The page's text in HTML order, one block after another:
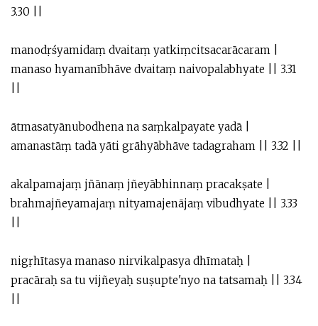
3.30 ||
manodṛśyamidaṃ dvaitaṃ yatkiṃcitsacarācaram |
manaso hyamanībhāve dvaitaṃ naivopalabhyate || 3.31
ātmasatyānubodhena na saṃkalpayate yadā |
amanastāṃ tadā yāti grāhyābhāve tadagraham || 3.32 ||
akalpamajaṃ jñānaṃ jñeyābhinnaṃ pracakṣate |
brahmajñeyamajaṃ nityamajenājaṃ vibudhyate || 3.33
nigṛhītasya manaso nirvikalpasya dhīmataḥ |
pracāraḥ sa tu vijñeyaḥ suṣupte'nyo na tatsamaḥ || 3.34